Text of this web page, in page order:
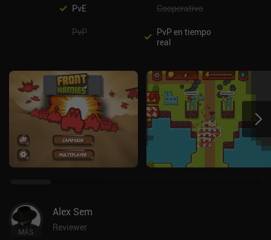
PvE Cooperativo
PvP
PvP en tiempo
real
MÁS
Alex Sem
Reviewer